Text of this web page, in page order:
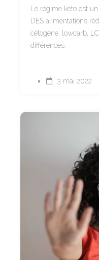
Le régime keto est
DES alimentations
cétogène, lowcarb,
différences.
3 mai 2022